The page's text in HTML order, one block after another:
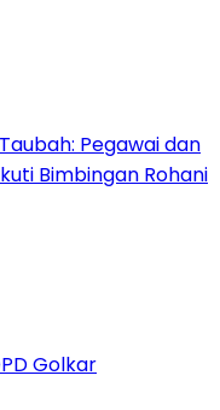
Pegawai dan
Bimbingan Rohani
Golkar